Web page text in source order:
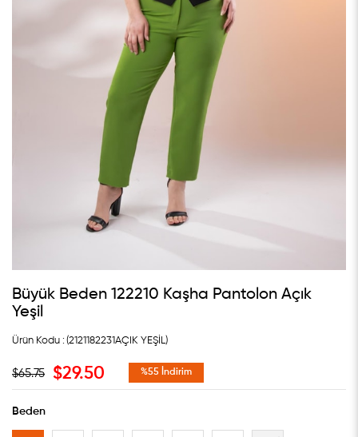
Büyük Beden 122210 Kaşha Pantolon Açık
Yeşil
(2121182231AÇIK YEŞİL)
$65.75 $29.50 %55 İndirim
Beden